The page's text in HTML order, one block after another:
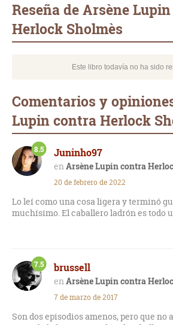
Reseña de Arsène
Herlock Sholmès
Este libro todavía no ha sido
Comentarios y
Lupin contra Herlock
Juninho97
Arsène Lupin contra
8.5
20 de febrero de 2022
Lo leí como una cosa ligera y terminó
muchísimo. El caballero ladrón es todo
brussell
Arsène Lupin contra
7.5
7 de marzo de 2017
Son dos episodios amenos, pero que no